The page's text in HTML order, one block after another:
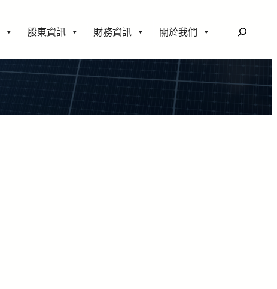
股東資訊 財務資訊 關於我們
搜